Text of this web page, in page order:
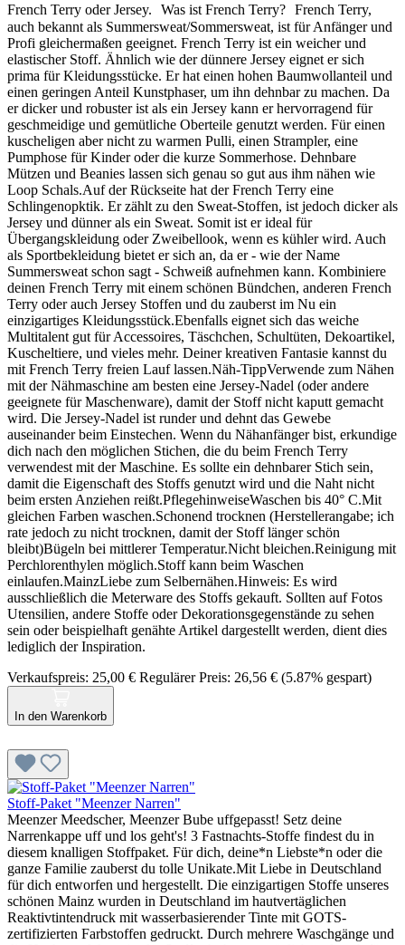
French Terry oder Jersey. Was ist French Terry? French Terry,
auch bekannt als Summersweat/Sommersweat, ist für Anfänger und
Profi gleichermaßen geeignet. French Terry ist ein weicher und
elastischer Stoff. Ähnlich wie der dünnere Jersey eignet er sich
prima für Kleidungsstücke. Er hat einen hohen Baumwollanteil und
einen geringen Anteil Kunstphaser, um ihn dehnbar zu machen. Da
er dicker und robuster ist als ein Jersey kann er hervorragend für
geschmeidige und gemütliche Oberteile genutzt werden. Für einen
kuscheligen aber nicht zu warmen Pulli, einen Strampler, eine
Pumphose für Kinder oder die kurze Sommerhose. Dehnbare
Mützen und Beanies lassen sich genau so gut aus ihm nähen wie
Loop Schals.Auf der Rückseite hat der French Terry eine
Schlingenopktik. Er zählt zu den Sweat-Stoffen, ist jedoch dicker als
Jersey und dünner als ein Sweat. Somit ist er ideal für
Übergangskleidung oder Zweibellook, wenn es kühler wird. Auch
als Sportbekleidung bietet er sich an, da er - wie der Name
Summersweat schon sagt - Schweiß aufnehmen kann. Kombiniere
deinen French Terry mit einem schönen Bündchen, anderen French
Terry oder auch Jersey Stoffen und du zauberst im Nu ein
einzigartiges Kleidungsstück.Ebenfalls eignet sich das weiche
Multitalent gut für Accessoires, Täschchen, Schultüten, Dekoartikel,
Kuscheltiere, und vieles mehr. Deiner kreativen Fantasie kannst du
mit French Terry freien Lauf lassen.Näh-TippVerwende zum Nähen
mit der Nähmaschine am besten eine Jersey-Nadel (oder andere
geeignete für Maschenware), damit der Stoff nicht kaputt gemacht
wird. Die Jersey-Nadel ist runder und dehnt das Gewebe
auseinander beim Einstechen. Wenn du Nähanfänger bist, erkundige
dich nach den möglichen Stichen, die du beim French Terry
verwendest mit der Maschine. Es sollte ein dehnbarer Stich sein,
damit die Eigenschaft des Stoffs genutzt wird und die Naht nicht
beim ersten Anziehen reißt.PflegehinweiseWaschen bis 40° C.Mit
gleichen Farben waschen.Schonend trocknen (Herstellerangabe; ich
rate jedoch zu nicht trocknen, damit der Stoff länger schön
bleibt)Bügeln bei mittlerer Temperatur.Nicht bleichen.Reinigung mit
Perchlorenthylen möglich.Stoff kann beim Waschen
einlaufen.MainzLiebe zum Selbernähen.Hinweis: Es wird
ausschließlich die Meterware des Stoffs gekauft. Sollten auf Fotos
Utensilien, andere Stoffe oder Dekorationsgegenstände zu sehen
sein oder beispielhaft genähte Artikel dargestellt werden, dient dies
lediglich der Inspiration.
Verkaufspreis: 25,00 € Regulärer Preis: 26,56 € (5.87% gespart)
In den Warenkorb
Stoff-Paket "Meenzer Narren"
Meenzer Meedscher, Meenzer Bube uffgepasst! Setz deine
Narrenkappe uff und los geht's! 3 Fastnachts-Stoffe findest du in
diesem knalligen Stoffpaket. Für dich, deine*n Liebste*n oder die
ganze Familie zauberst du tolle Unikate.Mit Liebe in Deutschland
für dich entworfen und hergestellt. Die einzigartigen Stoffe unseres
schönen Mainz wurden in Deutschland im hautvertäglichen
Reaktivtintendruck mit wasserbasierender Tinte mit GOTS-
zertifizierten Farbstoffen gedruckt. Durch mehrere Waschgänge und